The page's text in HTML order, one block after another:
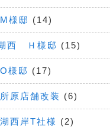
様邸 (14)
西 Ｈ様邸 (15)
様邸 (17)
原店舗改装 (6)
西岸T社様 (2)